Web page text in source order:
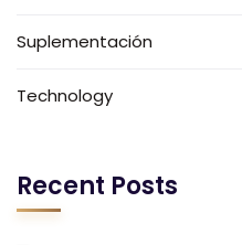
Suplementación
Technology
Recent Posts